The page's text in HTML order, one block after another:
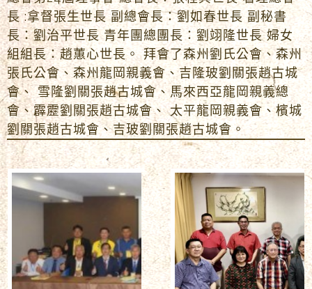
長 :拿督張生世長 副總會長：劉如春世長 副秘書
長：劉治平世長 青年團總團長：劉翊隆世長 婦女
組組長：趙蕙心世長。 拜會了森州劉氏公會、森州
張氏公會、森州龍岡親義會、吉隆玻劉關張趙古城
會、 雪隆劉關張趙古城會、馬來西亞龍岡親義總
會、霹靂劉關張趙古城會、 太平龍岡親義會、檳城
劉關張趙古城會、吉玻劉關張趙古城會。